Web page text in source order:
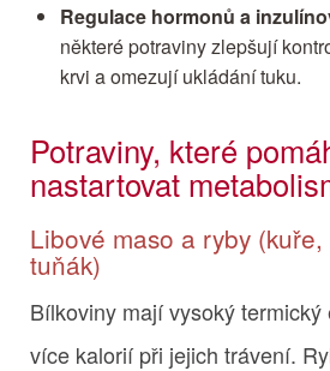
Regulace hormonů a
některé potraviny zlepšují
krvi a omezují ukládání tuku.
Potraviny, které
nastartovat
Libové maso a ryby
tuňák)
Bílkoviny mají vysoký
více kalorií při jejich trávení.